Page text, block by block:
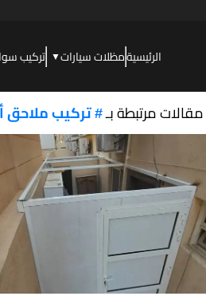
الرئيسيةمظلات سيارات▼ تركيب
مقالات مرتبطة بـ# تركيب